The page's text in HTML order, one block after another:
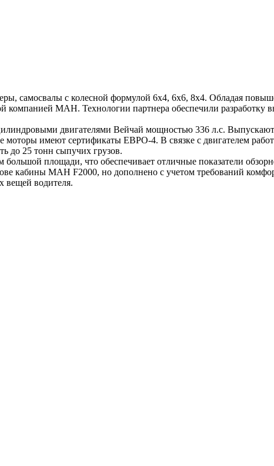
самосвалы с колесной формулой 6х4, 6х6, 8х4. Обладая
компанией МАН. Технологии партнера обеспечили
двигателями Вейчай мощностью 336 л.с.
имеют сертификаты ЕВРО-4. В связке с двигателем
до 25 тонн сыпучих грузов.
площади, что обеспечивает отличные показатели
кабины МАН F2000, но дополнено с учетом требований
вещей водителя.